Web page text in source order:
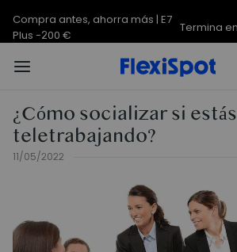
Compra antes, ahorra más | E7
Plus -200 €
Termina en
¿Cómo socializar si estás
teletrabajando?
11/05/2022